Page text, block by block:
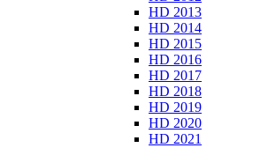
HD 2013
HD 2014
HD 2015
HD 2016
HD 2017
HD 2018
HD 2019
HD 2020
HD 2021